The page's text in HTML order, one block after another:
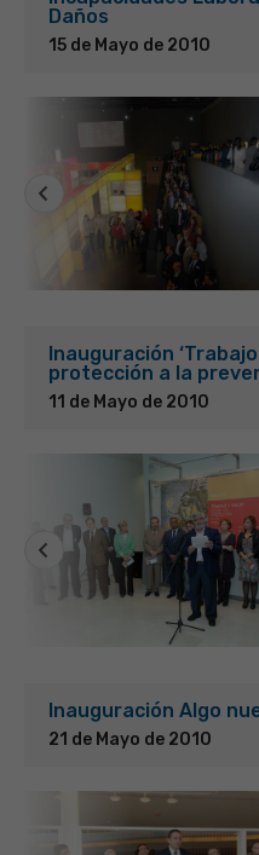
Daños
15 de Mayo de 2010
Inauguración
protección a la
11 de Mayo de 2010
Inauguración Algo
21 de Mayo de 2010